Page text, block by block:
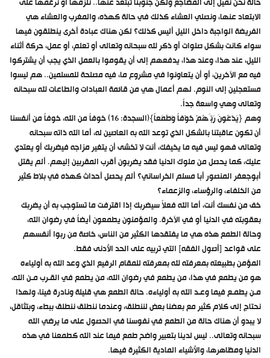
الابتعاد عنها، ونصلي العشاء كذلك في حالة كهذه، والمغرب والعشاء هي
الفريضة الواجبة داخل الليل أليس كذلك؟ لكن هناك عبادة أخرى ينطلقون فيها
سواء كانت بشكل صلوات أو ذكر لله سبحانه وتعالى أو تعلم، أو عمل، حركة أثناء
الليل، عند هذا، وعند هذا، يدفعهم إلى أن يقوموا بالعمل الذي يجب أن يشتركوا
فيه مع الآخرين، أو أن يتعاونوا في مشروع ما، فيه مصلحة للمسلمين.. هم ليسوا
مستعجلين إلى النوم. لهم أعمال هي من قائمة العبادات والطاعات لله سبحانه
وتعالى وهي واسعة جداً.
وهم {يَدْعُونَ رَبَّهُمْ خَوْفاً وَطَمَعاً}(السجدة: 16) خوفاً من الله، خوفاً من أنفسنا
أن تكون عاقبتنا بالشكل الذي توعد الله به العاصين له، أما الله ذاته سبحانه
وتعالى فهو ليس فيه ما يخيفك، أنت لا تخشى أن يتغير مزاجه فيضربك أو يعتدي
عليك، كما يحصل من ملوك الدنيا فقد يضربون أقرب المقربين إليهم. ألم يقتل
أبوجعفر المنصور أبا مسلم الخراساني؟ ألم يحصل أحداث كهذه في بلاط كثير
من الخلفاء، والرؤساء، والزعماء؟
خف من نفسك أنت، أما الله فعلاً سيضربك إذا اقترفت ما تستوجب به أن يضربك
بعقوبته في الدنيا أو في الآخرة. والمؤمنون يطمعون أيضاً في رضوان الله،
وحالة الطمع هذه هي ما يفتقدها الكثير من الناس، خاصة من ربوا أنفسهم
على قواعد [أصول الفقه] التي تربيه على الحد الأدنى فقط.
المؤمن بطبيعته بمعرفته لله بمعرفته للمقام الرفيع الذي وعد الله به أولياءه
هو من يطمع في هذا، من يطمع في رضوان الله، من يطمع في القـرب مـن الله،
مـن يطمـع فيما وعـد الله به أولياءه. حالة الطمع هي قليلة ونادرة فينا، ولهذا
نحتاج إلى كلام كثير مع بعضنا بعض لننطلق، وعندما ننطلق ننطلق ببطء، وبتثاقل،
لا يبدو أن هناك حالة من الطمع في نفوسنا في الحصول على ما يرضي الله
سبحانه وتعالى.. ليس لدينا بتعبير واضح طمع فيما عند الله كطمعنا في هذه
الدنيا ومظاهرها، والأشياء المادية الكثيرة فيها.